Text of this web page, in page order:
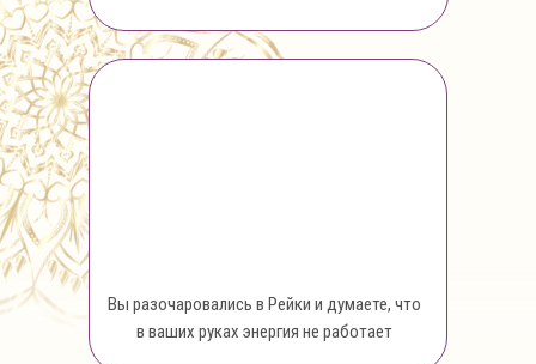
Вы разочаровались в Рейки и думаете, что
в ваших руках энергия не работает